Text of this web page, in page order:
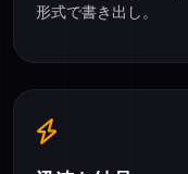
形式で書き出し。